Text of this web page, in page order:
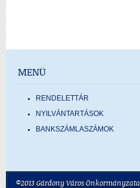
MENÜ
RENDELETTÁR
NYILVÁNTARTÁSOK
BANKSZÁMLASZÁMOK
©2013 Gárdony Város Önkormányzata